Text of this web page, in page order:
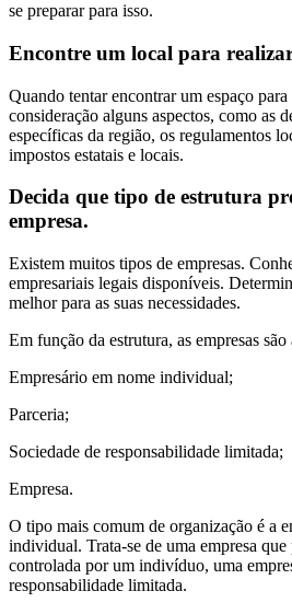
se preparar para isso.
Encontre um local para
Quando tentar encontrar um espaço para
consideração alguns aspectos, como as
específicas da região, os regulamentos
impostos estatais e locais.
Decida que tipo de estrutura
empresa.
Existem muitos tipos de empresas.
empresariais legais disponíveis.
melhor para as suas necessidades.
Em função da estrutura, as empresas são
Empresário em nome individual;
Parceria;
Sociedade de responsabilidade limitada;
Empresa.
O tipo mais comum de organização é a
individual. Trata-se de uma empresa que
controlada por um indivíduo, uma
responsabilidade limitada.